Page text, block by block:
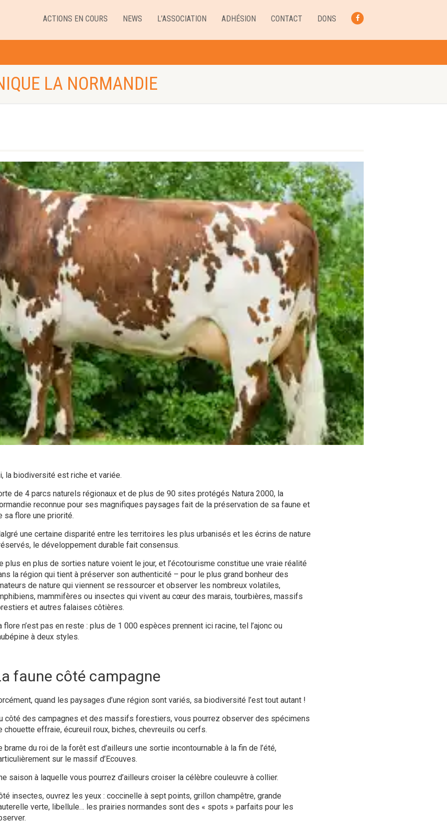
ACTIONS EN COURS NEWS L’ASSOCIATION ADHÉSION CONTACT DONS
LA NORMANDIE
la biodiversité est riche et variée.
de 4 parcs naturels régionaux et de plus de 90 sites protégés Natura 2000, la
reconnue pour ses magnifiques paysages fait de la préservation de sa faune et
sa flore une priorité.
une certaine disparité entre les territoires les plus urbanisés et les écrins de nature
le développement durable fait consensus.
plus en plus de sorties nature voient le jour, et l’écotourisme constitue une vraie réalité
la région qui tient à préserver son authenticité – pour le plus grand bonheur des
de nature qui viennent se ressourcer et observer les nombreux volatiles,
mammifères ou insectes qui vivent au cœur des marais, tourbières, massifs
et autres falaises côtières.
flore n’est pas en reste : plus de 1 000 espèces prennent ici racine, tel l’ajonc ou
à deux styles.
faune côté campagne
quand les paysages d’une région sont variés, sa biodiversité l’est tout autant !
côté des campagnes et des massifs forestiers, vous pourrez observer des spécimens
chouette effraie, écureuil roux, biches, chevreuils ou cerfs.
brame du roi de la forêt est d’ailleurs une sortie incontournable à la fin de l’été,
sur le massif d’Ecouves.
saison à laquelle vous pourrez d’ailleurs croiser la célèbre couleuvre à collier.
insectes, ouvrez les yeux : coccinelle à sept points, grillon champêtre, grande
verte, libellule… les prairies normandes sont des « spots » parfaits pour les